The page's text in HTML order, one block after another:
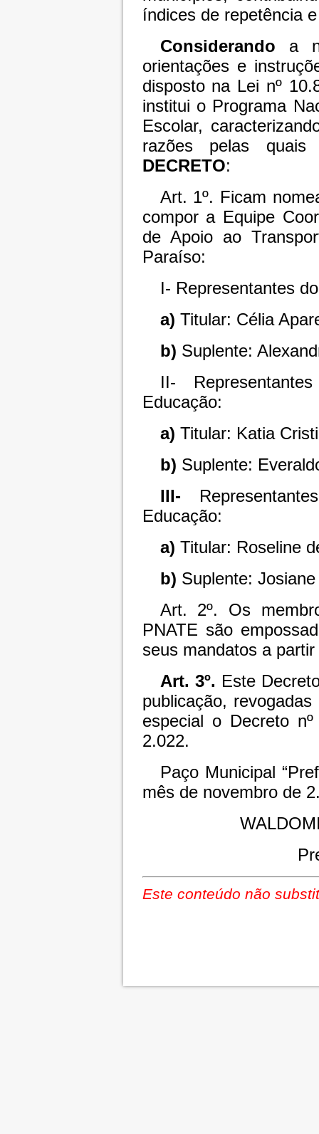
índices de repetência
Considerando a
orientações e
disposto na Lei nº
institui o Programa
Escolar,
razões pelas quais
DECRETO:
Art. 1º. Ficam
compor a Equipe
de Apoio ao
Paraíso:
I- Representantes
a) Titular: Célia
b) Suplente:
II-
Educação:
a) Titular: Katia
b) Suplente:
III-
Educação:
a) Titular: Roseline
b) Suplente:
Art. 2º. Os
PNATE são
seus mandatos a
Art. 3º. Este
publicação,
especial o Decreto
2.022.
Paço Municipal
mês de novembro de
Este conteúdo não